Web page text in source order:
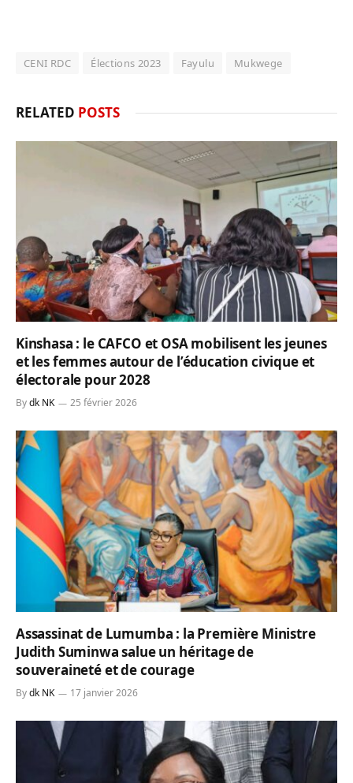
CENI RDC Élections 2023 Fayulu Mukwege
RELATED POSTS
Kinshasa : le CAFCO et OSA mobilisent les jeunes
et les femmes autour de l’éducation civique et
électorale pour 2028
Bydk NK 25 février 2026
Assassinat de Lumumba : la Première Ministre
Judith Suminwa salue un héritage de
souveraineté et de courage
Bydk NK 17 janvier 2026